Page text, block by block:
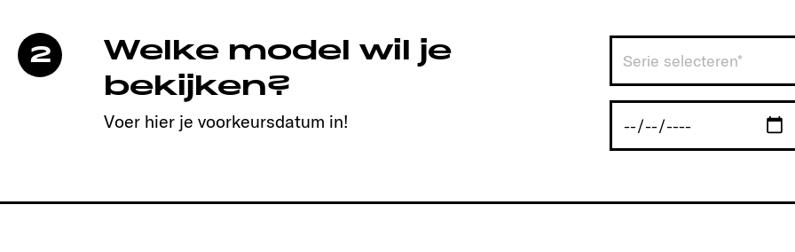
2
Welke model wil je
bekijken?
Voer hier je voorkeursdatum in!
Serie selecteren*